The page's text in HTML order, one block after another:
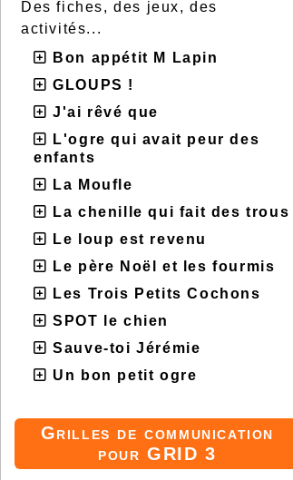
Des fiches, des jeux, des
activités...
Bon appétit M Lapin
GLOUPS !
J'ai rêvé que
L'ogre qui avait peur des
enfants
La Moufle
La chenille qui fait des trous
Le loup est revenu
Le père Noël et les fourmis
Les Trois Petits Cochons
SPOT le chien
Sauve-toi Jérémie
Un bon petit ogre
Grilles de communication
pour GRID 3